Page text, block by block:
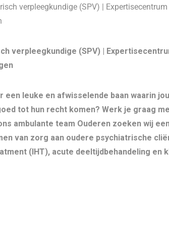
verpleegkundige (SPV) |
verpleegkundige (SPV) |
een leuke en afwisselende baan waarin
tot hun recht komen? Werk je graag
ambulante team Ouderen zoeken wij
van zorg aan oudere psychiatrische
(IHT), acute deeltijdbehandeling en